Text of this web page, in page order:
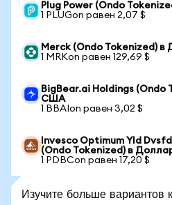
Plug Power (Ondo
1 PLUGon равен 2,07 $
Merck (Ondo Tokenized)
1 MRKon равен 129,69 $
BigBear.ai Holdings (Ondo
США
1 BBAIon равен 3,02 $
Invesco Optimum Yld Dvsfd
(Ondo Tokenized) в
1 PDBCon равен 17,20 $
Изучите больше вариантов